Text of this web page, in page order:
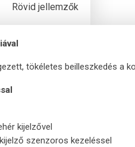
Rövid jellemzők
tökéletes beilleszkedés a
kijelzővel
szenzoros kezeléssel